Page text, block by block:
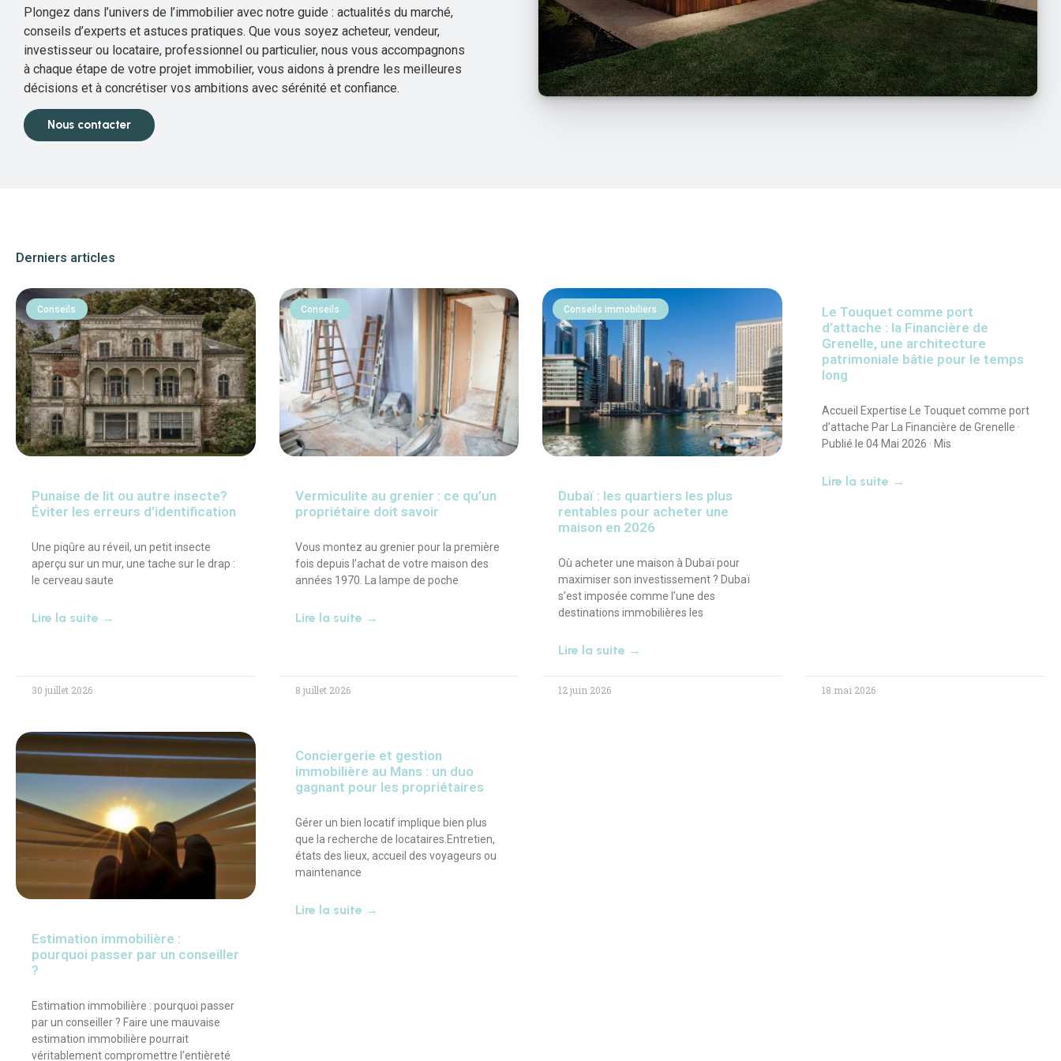
Plongez dans l’univers de l’immobilier avec notre guide : actualités du marché,
conseils d’experts et astuces pratiques. Que vous soyez acheteur, vendeur,
investisseur ou locataire, professionnel ou particulier, nous vous accompagnons
à chaque étape de votre projet immobilier, vous aidons à prendre les meilleures
décisions et à concrétiser vos ambitions avec sérénité et confiance.
Nous contacter
Derniers articles
Conseils
Punaise de lit ou autre insecte?
Éviter les erreurs d’identification
Une piqûre au réveil, un petit insecte
aperçu sur un mur, une tache sur le drap :
le cerveau saute
Lire la suite →
30 juillet 2026
Conseils
Vermiculite au grenier : ce qu’un
propriétaire doit savoir
Vous montez au grenier pour la première
fois depuis l’achat de votre maison des
années 1970. La lampe de poche
Lire la suite →
8 juillet 2026
Conseils immobiliers
Dubaï : les quartiers les plus
rentables pour acheter une
maison en 2026
Où acheter une maison à Dubaï pour
maximiser son investissement ? Dubaï
s’est imposée comme l’une des
destinations immobilières les
Lire la suite →
12 juin 2026
Le Touquet comme port
d’attache : la Financière de
Grenelle, une architecture
patrimoniale bâtie pour le temps
long
Accueil Expertise Le Touquet comme port
d’attache Par La Financière de Grenelle ·
Publié le 04 Mai 2026 · Mis
Lire la suite →
18 mai 2026
Estimation immobilière :
pourquoi passer par un conseiller
?
Estimation immobilière : pourquoi passer
par un conseiller ? Faire une mauvaise
estimation immobilière pourrait
véritablement compromettre l’entièreté
Conciergerie et gestion
immobilière au Mans : un duo
gagnant pour les propriétaires
Gérer un bien locatif implique bien plus
que la recherche de locataires.Entretien,
états des lieux, accueil des voyageurs ou
maintenance
Lire la suite →